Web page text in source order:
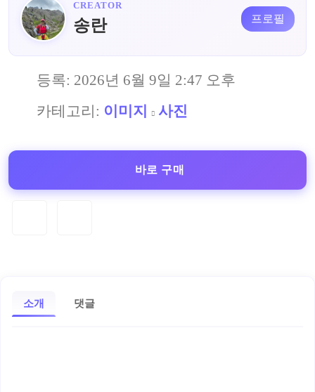
CREATOR
송란 프로필
등록: 2026년 6월 9일 2:47 오후
카테고리: 이미지 사진
바로 구매
소개 댓글